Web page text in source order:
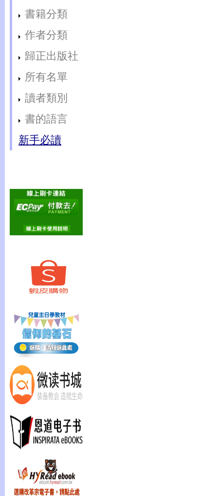
書籍分類
作者分類
歸正出版社
所有名單
讀者類別
書的語言
新手必讀